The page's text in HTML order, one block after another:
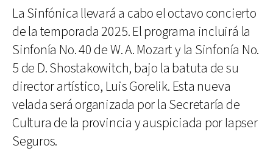
La Sinfónica llevará a cabo el octavo concierto
de la temporada 2025. El programa incluirá la
Sinfonía No. 40 de W. A. Mozart y la Sinfonía No.
5 de D. Shostakowitch, bajo la batuta de su
director artístico, Luis Gorelik. Esta nueva
velada será organizada por la Secretaría de
Cultura de la provincia y auspiciada por Iapser
Seguros.